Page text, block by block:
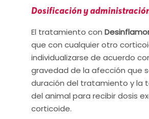
Dosificación y
El tratamiento con
que con cualquier otro
individualizarse de acuerdo
gravedad de la afección que
duración del tratamiento y la
del animal para recibir dosis
corticoide.